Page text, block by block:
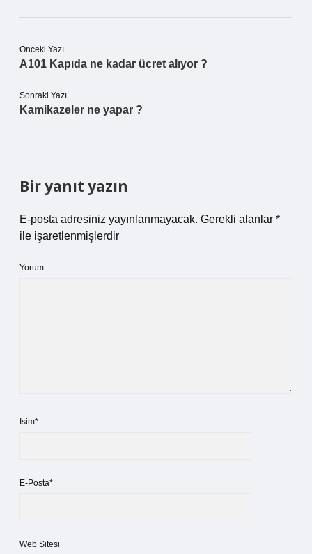
Önceki Yazı
A101 Kapıda ne kadar ücret alıyor ?
Sonraki Yazı
Kamikazeler ne yapar ?
Bir yanıt yazın
E-posta adresiniz yayınlanmayacak. Gerekli alanlar *
ile işaretlenmişlerdir
Yorum
İsim*
E-Posta*
Web Sitesi